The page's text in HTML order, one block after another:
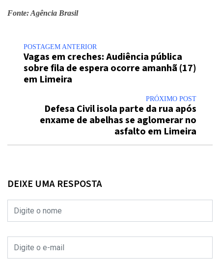
Fonte: Agência Brasil
POSTAGEM ANTERIOR
Vagas em creches: Audiência pública
sobre fila de espera ocorre amanhã (17)
em Limeira
PRÓXIMO POST
Defesa Civil isola parte da rua após
enxame de abelhas se aglomerar no
asfalto em Limeira
DEIXE UMA RESPOSTA